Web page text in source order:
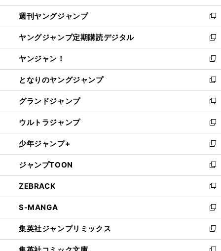
開
く
ウ
で
開
く
ン
ド
ウ
で
開
く
ウ
ィ
ン
ド
ウ
で
開
く
週刊ヤングジャンプ
新
し
い
ウ
ィ
ン
ド
ウ
で
開
く
ヤングジャンプ定期購読デジタル
新
し
い
ウ
ィ
ン
ド
ウ
で
開
く
ヤンジャン！
新
し
い
ウ
ィ
ン
ド
ウ
で
開
く
となりのヤングジャンプ
新
し
い
ウ
ィ
ン
ド
ウ
で
開
く
グランドジャンプ
新
し
い
ウ
ィ
ン
ド
ウ
で
開
く
ウルトラジャンプ
新
し
い
ウ
ィ
ン
ド
ウ
で
開
く
少年ジャンプ+
新
し
い
ウ
ィ
ン
ド
ウ
で
開
ジャンプTOON
新
し
い
ウ
ィ
ン
ド
ウ
ZEBRACK
新
し
い
ウ
ィ
ン
S-MANGA
新
し
い
ウ
集英社ジャンプリミックス
新
し